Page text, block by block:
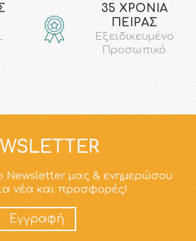
35 ΧΡΟΝΙΑ
ΠΕΙΡΑΣ
Εξειδικευμένο
Προσωπικό
Newsletter μας & ενημερώσου
νέα και προσφορές!
Εγγραφή